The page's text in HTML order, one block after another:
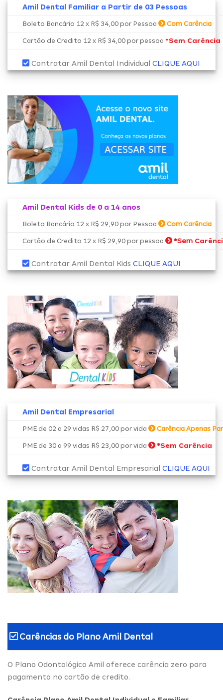
Amil Dental Familiar a Partir de 03 Pessoas
Boleto Bancário 12 x R$ 34,00 por Pessoa Com Carência
Cartão de Credito 12 x R$ 34,00 por pessoa *Sem Carência
Contratar Amil Dental Individual CLIQUE AQUI
Amil Dental Kids de 0 a 14 anos
Boleto Bancário 12 x R$ 29,90 por Pessoa Com Carência
Cartão de Credito 12 x R$ 29,90 por pessoa *Sem
Contratar Amil Dental Kids CLIQUE AQUI
Amil Dental Empresarial
PME de 02 a 29 vidas R$ 27,00 por vida Carência Apenas
PME de 30 a 99 vidas R$ 23,00 por vida *Sem Carência
Contratar Amil Dental Empresarial CLIQUE AQUI
Carências do Plano Amil Dental
O Plano Odontológico Amil oferece carência zero para
pagamento no cartão de credito.